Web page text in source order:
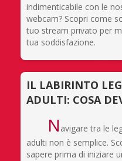
indimenticabile con le
webcam? Scopri come
tuo stream privato per
tua soddisfazione.
IL LABIRINTO
ADULTI: COSA
N avigare tra le
adulti non è semplice.
sapere prima di iniziare